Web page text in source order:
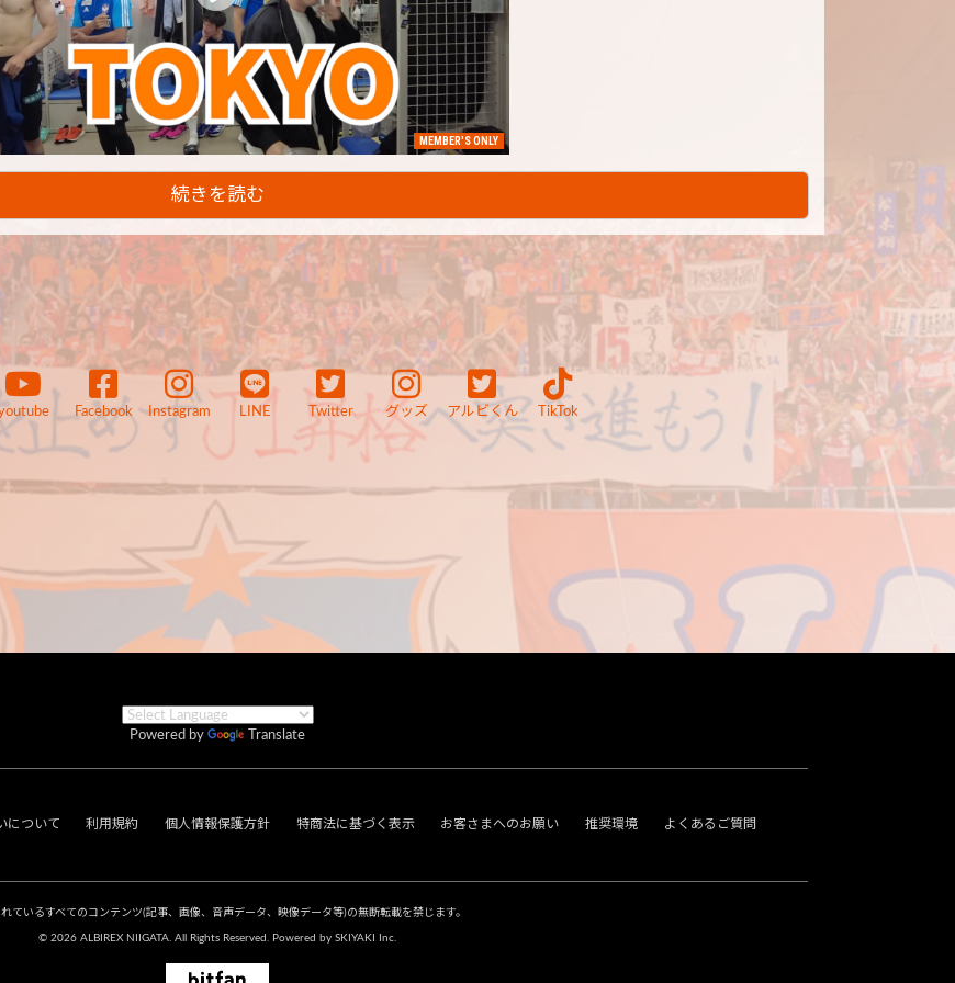
MEMBER'S ONLY
続きを読む
Facebook Instagram LINE Twitter グッズ アルビくん TikTok
Powered by Translate
について 利用規約 個人情報保護方針 特商法に基づく表示 お客さまへのお願い 推奨環境 よくあるご質問
ているすべてのコンテンツ(記事、画像、音声データ、映像データ等)の無断転載を禁じます。
© 2026 ALBIREX NIIGATA. All Rights Reserved. Powered by SKIYAKI Inc.